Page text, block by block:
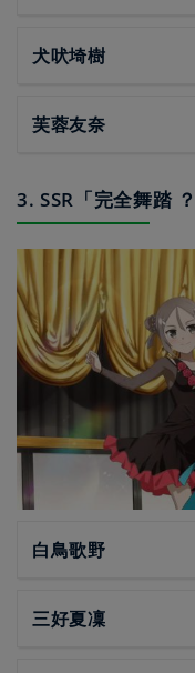
犬吠埼樹
芙蓉友奈
3. SSR「完全舞踏 ？
白鳥歌野
三好夏凜